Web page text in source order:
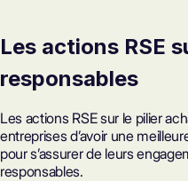
Les actions RSE
responsables
Les actions RSE sur le pilier
entreprises d’avoir une
pour s’assurer de leurs
responsables.